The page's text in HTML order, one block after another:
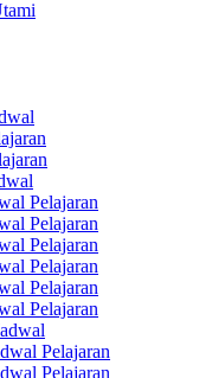
Pelajaran
Pelajaran
Pelajaran
Pelajaran
Pelajaran
Pelajaran
Pelajaran
Pelajaran